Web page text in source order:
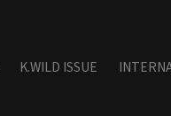
K.WILD ISSUE